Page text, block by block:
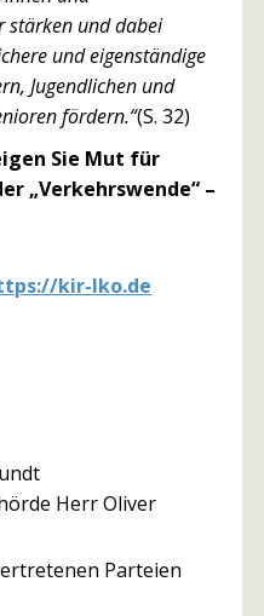
stärken und dabei
und eigenständige
Jugendlichen und
fördern.“(S. 32)
Sie Mut für
„Verkehrswende“ –
kir-lko.de
Herr Oliver
Parteien